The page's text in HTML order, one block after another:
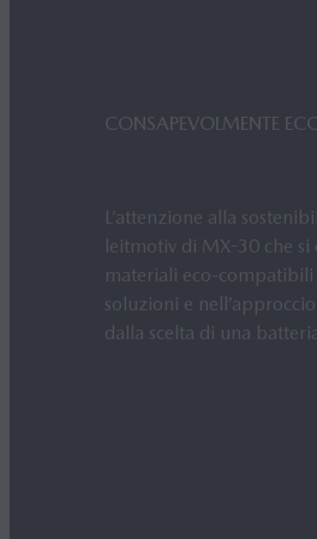
CONSAPEVOLMENTE
L’attenzione alla
leitmotiv di MX-30 che si
materiali eco-
soluzioni e
dalla scelta di una